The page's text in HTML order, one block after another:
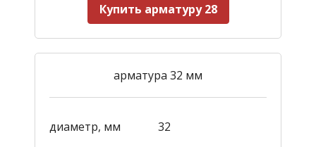
Купить арматуру 28
арматура 32 мм
диаметр, мм
32